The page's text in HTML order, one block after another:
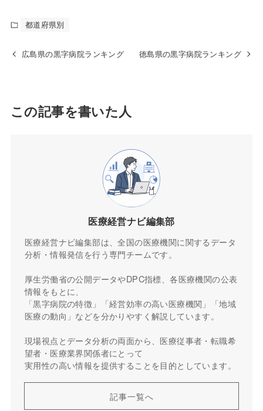
都道府県別
広島県の黒字病院ランキング 徳島県の黒字病院ランキング
この記事を書いた人
医療経営ナビ編集部
医療経営ナビ編集部は、全国の医療機関に関するデータ
分析・情報発信を行う専門チームです。
厚生労働省の公開データやDPC指標、各医療機関の公表
情報をもとに、
「黒字病院の特徴」「経営効率の高い医療機関」「地域
医療の動向」などを分かりやすく解説しています。
現場視点とデータ分析の両面から、医療従事者・転職希
望者・医療業界関係者にとって
実用性の高い情報を提供することを目的としています。
記事一覧へ